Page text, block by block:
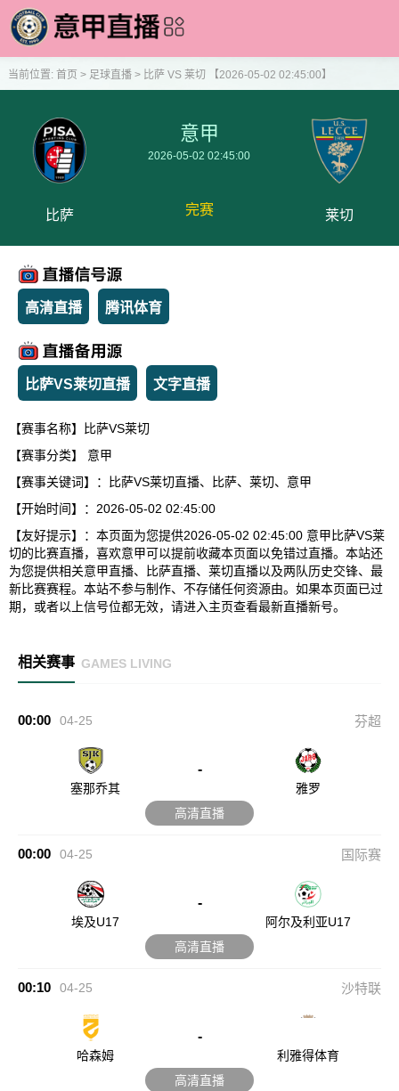
当前位置: 首页 > 足球直播> 比萨 VS 莱切 【2026-05-02 02:45:00】
比萨
意甲
2026-05-02 02:45:00
完赛 莱切
高清直播 腾讯体育
比萨VS莱切直播 文字直播
【赛事名称】比萨VS莱切
【赛事分类】 意甲
【赛事关键词】：比萨VS莱切直播、比萨、莱切、意甲
【开始时间】：2026-05-02 02:45:00
【友好提示】：本页面为您提供2026-05-02 02:45:00 意甲比萨VS莱
切的比赛直播，喜欢意甲可以提前收藏本页面以免错过直播。本站还
为您提供相关意甲直播、比萨直播、莱切直播以及两队历史交锋、最
新比赛赛程。本站不参与制作、不存储任何资源由。如果本页面已过
期，或者以上信号位都无效，请进入主页查看最新直播新号。
相关赛事 GAMES LIVING
00:00 04-25 芬超
塞那乔其
-
雅罗
高清直播
00:00 04-25 国际赛
埃及U17
-
阿尔及利亚U17
高清直播
00:10 04-25 沙特联
哈森姆
-
利雅得体育
高清直播